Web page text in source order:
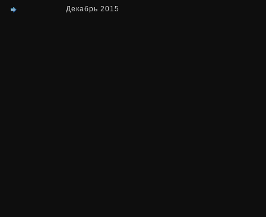
Декабрь 2015